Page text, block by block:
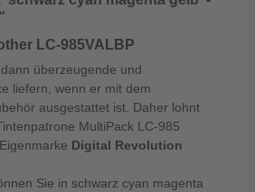
LC-985VALBP
überzeugende und
liefern, wenn er mit dem
ausgestattet ist. Daher lohnt
MultiPack LC-985
Digital Revolution
Sie in schwarz cyan magenta